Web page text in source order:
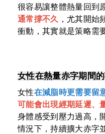
很容易讓整體熱量回到
通常撐不久 ，尤其開始
衝動，其實就是策略需
女性在熱量赤字期間
女性在減脂時更需要留
可能會出現經期延遲、
身體感受到壓力過高，
情況下，持續擴大赤字